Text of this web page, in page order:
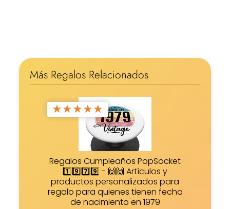
Más Regalos Relacionados
★★★★★
Regalos Cumpleaños PopSocket
1️⃣9️⃣7️⃣9️⃣ - 🙌🙌 Artículos y
productos personalizados para
regalo para quienes tienen fecha
de nacimiento en 1979